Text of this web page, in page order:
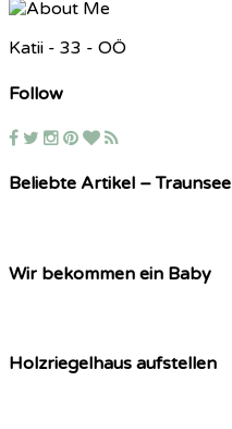
Katii - 33 - OÖ
Follow
Beliebte Artikel – Traunsee
Wir bekommen ein Baby
Holzriegelhaus aufstellen